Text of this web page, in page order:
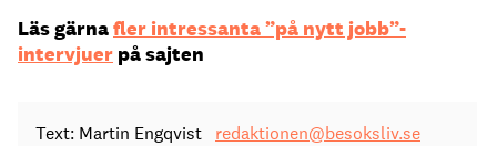
Läs gärnafler intressanta ”på nytt jobb”-
intervjuer på sajten
Text: Martin Engqvist redaktionen@besoksliv.se